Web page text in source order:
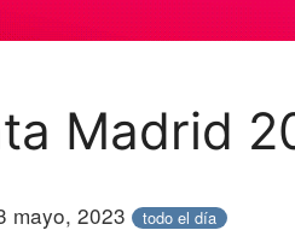
Madrid
mayo, 2023 todo el día